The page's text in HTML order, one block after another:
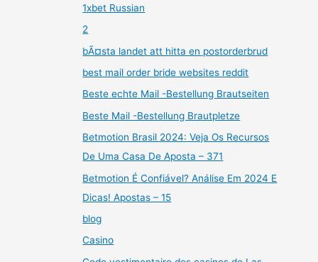
1xbet Russian
2
bÃ¤sta landet att hitta en postorderbrud
best mail order bride websites reddit
Beste echte Mail -Bestellung Brautseiten
Beste Mail -Bestellung Brautpletze
Betmotion Brasil 2024: Veja Os Recursos
De Uma Casa De Aposta – 371
Betmotion É Confiável? Análise Em 2024 E
Dicas! Apostas – 15
blog
Casino